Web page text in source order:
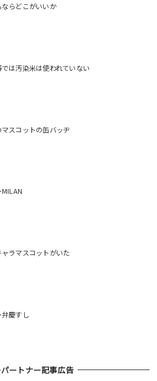
らどこがいいか
は汚染米は使われていない
スコットの缶バッヂ
ラマスコットがいた
慶すし
ートナー記事広告